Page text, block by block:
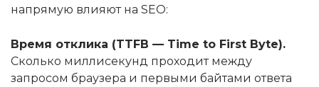
напрямую влияют на SEO:
Время отклика (TTFB — Time to First Byte).
Сколько миллисекунд проходит между
запросом браузера и первыми байтами ответа